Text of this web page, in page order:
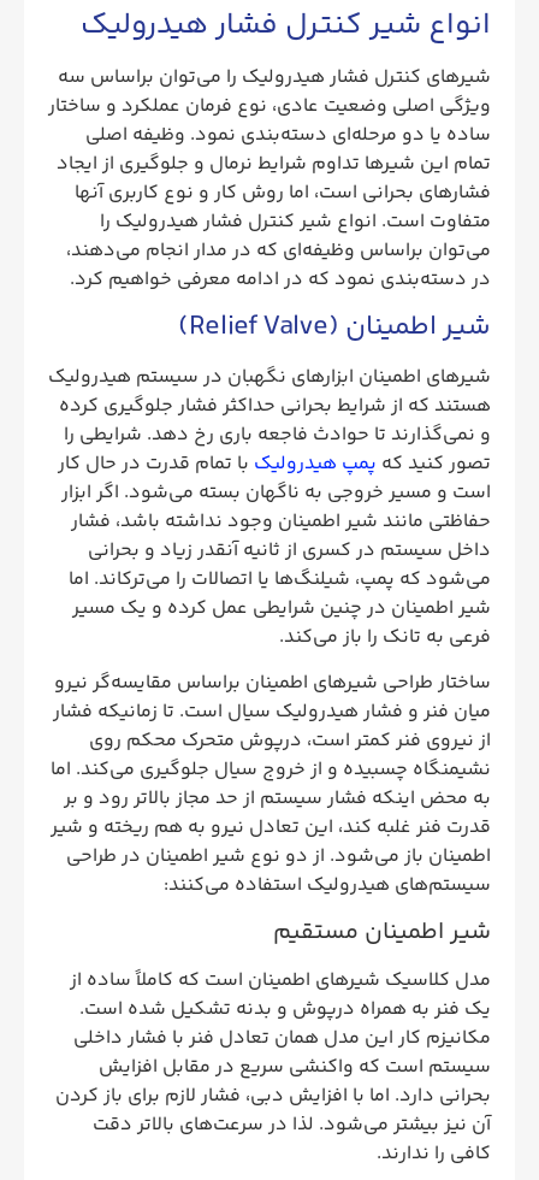
انواع شیر کنترل فشار هیدرولیک
شیرهای کنترل فشار هیدرولیک را می‌توان براساس سه
ویژگی اصلی وضعیت عادی، نوع فرمان عملکرد و ساختار
ساده یا دو مرحله‌ای دسته‌بندی نمود. وظیفه اصلی
تمام این شیرها تداوم شرایط نرمال و جلوگیری از ایجاد
فشارهای بحرانی است، اما روش کار و نوع کاربری آنها
متفاوت است. انواع شیر کنترل فشار هیدرولیک را
می‌توان براساس وظیفه‌ای که در مدار انجام می‌دهند،
در دسته‌بندی نمود که در ادامه معرفی خواهیم کرد.
شیر اطمینان (Relief Valve)
شیرهای اطمینان ابزارهای نگهبان در سیستم هیدرولیک
هستند که از شرایط بحرانی حداکثر فشار جلوگیری کرده
و نمی‌گذارند تا حوادث فاجعه باری رخ دهد. شرایطی را
تصور کنید که پمپ هیدرولیک با تمام قدرت در حال کار
است و مسیر خروجی به ناگهان بسته می‌شود. اگر ابزار
حفاظتی مانند شیر اطمینان وجود نداشته باشد، فشار
داخل سیستم در کسری از ثانیه آنقدر زیاد و بحرانی
می‌شود که پمپ، شیلنگ‌ها یا اتصالات را می‌ترکاند. اما
شیر اطمینان در چنین شرایطی عمل کرده و یک مسیر
فرعی به تانک را باز می‌کند.
ساختار طراحی شیرهای اطمینان براساس مقایسه‌گر نیرو
میان فنر و فشار هیدرولیک سیال است. تا زمانیکه فشار
از نیروی فنر کمتر است، درپوش متحرک محکم روی
نشیمنگاه چسبیده و از خروج سیال جلوگیری می‌کند. اما
به محض اینکه فشار سیستم از حد مجاز بالاتر رود و بر
قدرت فنر غلبه کند، این تعادل نیرو به هم ریخته و شیر
اطمینان باز می‌شود. از دو نوع شیر اطمینان در طراحی
سیستم‌های هیدرولیک استفاده می‌کنند:
شیر اطمینان مستقیم
مدل کلاسیک شیرهای اطمینان است که کاملاً ساده از
یک فنر به همراه درپوش و بدنه تشکیل شده است.
مکانیزم کار این مدل همان تعادل فنر با فشار داخلی
سیستم است که واکنشی سریع در مقابل افزایش
بحرانی دارد. اما با افزایش دبی، فشار لازم برای باز کردن
آن نیز بیشتر می‌شود. لذا در سرعت‌های بالاتر دقت
کافی را ندارند.